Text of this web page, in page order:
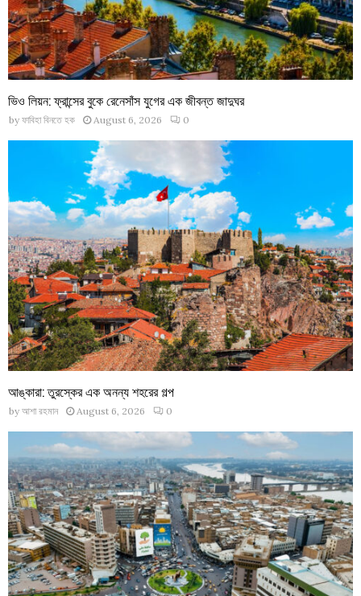
ভিও লিয়ন: ফ্রান্সের বুকে রেনেসাঁস যুগের এক জীবন্ত জাদুঘর
by ফাবিহা বিনতে হক August 6, 2026 0
আঙ্কারা: তুরস্কের এক অনন্য শহরের গল্প
by আশা রহমান August 6, 2026 0